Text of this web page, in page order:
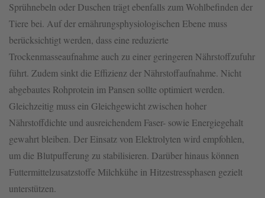
Sprühnebeln oder Duschen trägt ebenfalls zum Wohlbefinden der
Tiere bei. Auf der ernährungsphysiologischen Ebene muss
berücksichtigt werden, dass eine reduzierte
Trockenmasseaufnahme auch zu einer geringeren Nährstoffzufuhr
führt. Zudem sinkt die Effizienz der Nährstoffaufnahme. Nicht
abgebautes Rohprotein im Pansen sollte optimiert werden.
Gleichzeitig muss ein Gleichgewicht zwischen hoher
Nährstoffdichte und ausreichendem Faser- sowie Energiegehalt
gewahrt bleiben. Der Einsatz von Elektrolyten wird empfohlen,
um die Blutpufferung zu stabilisieren. Darüber hinaus können
Futtermittelzusatzstoffe Milchkühe in Hitzestressphasen gezielt
unterstützen.